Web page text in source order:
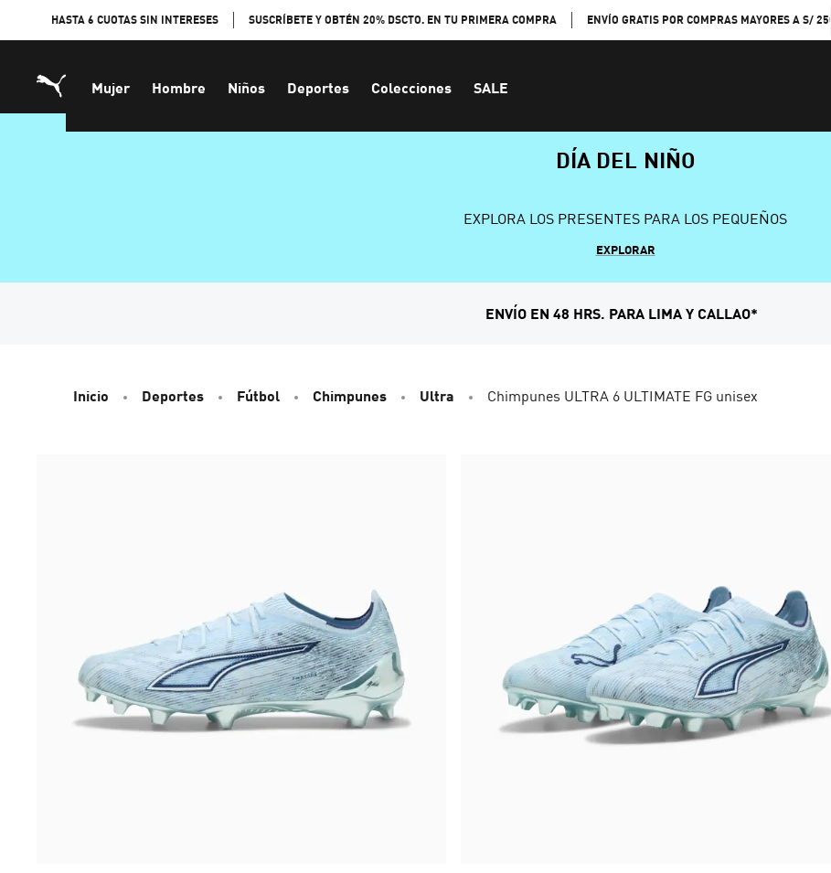
HASTA 6 CUOTAS SIN INTERESES SUSCRÍBETE Y OBTÉN 20% DSCTO. EN TU PRIMERA COMPRA ENVÍO GRATIS POR COMPRAS MAYORES A S/ 250
Mujer Hombre Niños Deportes Colecciones SALE
DÍA DEL NIÑO
EXPLORA LOS PRESENTES PARA LOS PEQUEÑOS
EXPLORAR
ENVÍO EN 48 HRS. PARA LIMA Y CALLAO*
Inicio Deportes Fútbol Chimpunes Ultra Chimpunes ULTRA 6 ULTIMATE FG unisex